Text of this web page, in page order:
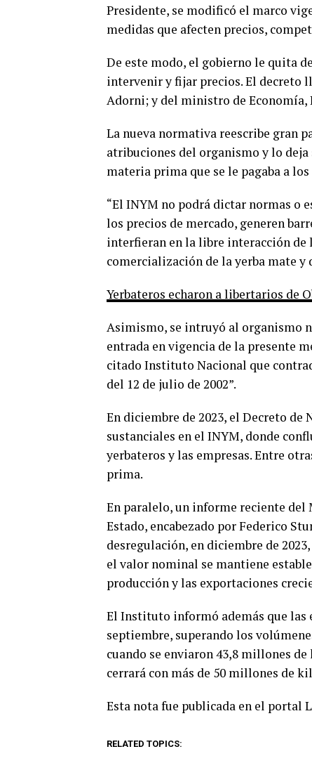
Presidente, se modificó el marco
medidas que afecten precios,
De este modo, el gobierno le quita
intervenir y fijar precios. El decreto
Adorni; y del ministro de Economía,
La nueva normativa reescribe gran
atribuciones del organismo y lo
materia prima que se le pagaba a
“El INYM no podrá dictar normas o
los precios de mercado, generen
interfieran en la libre interacción de
comercialización de la yerba mate y
Yerbateros echaron a libertarios de
Asimismo, se intruyó al organismo
entrada en vigencia de la presente
citado Instituto Nacional que
del 12 de julio de 2002”.
En diciembre de 2023, el Decreto
sustanciales en el INYM, donde
yerbateros y las empresas. Entre
prima.
En paralelo, un informe reciente
Estado, encabezado por Federico
desregulación, en diciembre de
el valor nominal se mantiene
producción y las exportaciones
El Instituto informó además que las
septiembre, superando los
cuando se enviaron 43,8 millones
cerrará con más de 50 millones de
Esta nota fue publicada en el portal
RELATED TOPICS: